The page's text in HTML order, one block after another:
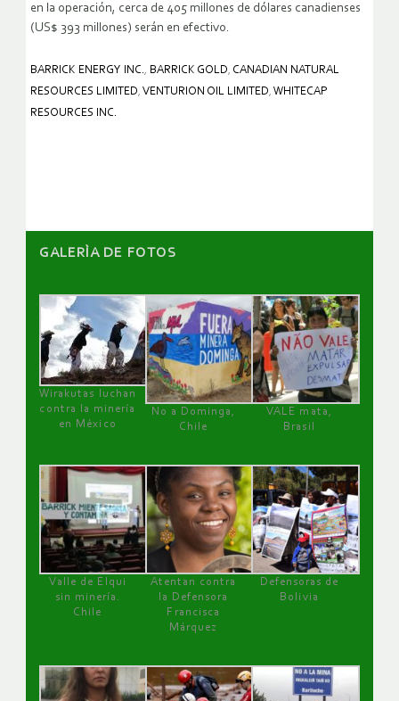
en la operación, cerca de 405 millones de dólares canadienses
(US$ 393 millones) serán en efectivo.
BARRICK ENERGY INC., BARRICK GOLD, CANADIAN NATURAL
RESOURCES LIMITED, VENTURION OIL LIMITED, WHITECAP
RESOURCES INC.
GALERÌA DE FOTOS
Wirakutas luchan
contra la minería
en México
No a Dominga,
Chile
VALE mata,
Brasil
Valle de Elqui
sin minería.
Chile
Atentan contra
la Defensora
Francisca
Márquez
Defensoras de
Bolivia